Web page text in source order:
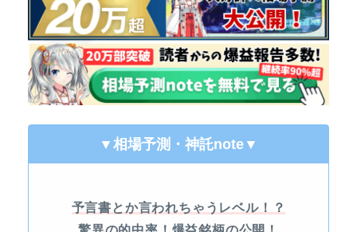
▼相場予測・神託note ▼
予言書とか言われちゃうレベル！？